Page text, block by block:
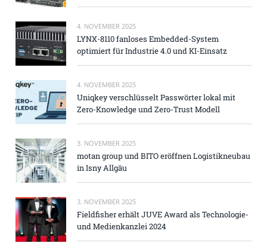
4. NOVEMBER 2025
LYNX-8110 fanloses Embedded-System
optimiert für Industrie 4.0 und KI-Einsatz
4. NOVEMBER 2025
Uniqkey verschlüsselt Passwörter lokal mit
Zero-Knowledge und Zero-Trust Modell
3. NOVEMBER 2025
motan group und BITO eröffnen Logistikneubau
in Isny Allgäu
3. NOVEMBER 2025
Fieldfisher erhält JUVE Award als Technologie-
und Medienkanzlei 2024